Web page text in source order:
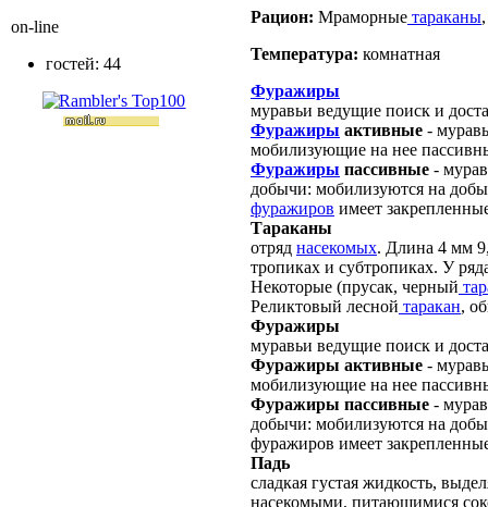
Рацион: Мраморные тараканы
Температура: комнатная
Фуражиры
муравьи ведущие поиск и
Фуражиры активные -
мобилизующие на нее
Фуражиры пассивные -
добычи: мобилизуются на
фуражиров имеет
Тараканы
отряд насекомых. Длина 4 мм
тропиках и субтропиках. У
Некоторые (прусак, черный
Реликтовый лесной таракан,
Фуражиры
муравьи ведущие поиск и
Фуражиры активные -
мобилизующие на нее
Фуражиры пассивные -
добычи: мобилизуются на
фуражиров имеет
Падь
сладкая густая жидкость,
насекомыми, питающимися
on-line
гостей: 44